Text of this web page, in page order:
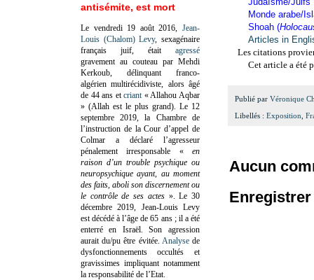
Monde arabe/
Shoah (
Articles in
Les citations
Cet article a été
Publié par Véronique
Libellés : Exposition,
Aucun
antisémite, est mort
Le vendredi 19 août 2016, Jean-
Louis (Chalom) Levy, sexagénaire
français juif, était agressé
gravement au couteau par Mehdi
Kerkoub, délinquant franco-
algérien multirécidiviste, alors âgé
de 44 ans etcriant « Allahou Aqbar
» (Allah est le plus grand). Le 12
septembre 2019, la Chambre de
l’instruction de la Cour d’appel de
Colmar a déclaré l’agresseur
pénalement irresponsable «en
raison d’un trouble psychique ou
neuropsychique ayant, au moment
des faits, aboli son discernement ou
le contrôle de ses actes». Le 30
décembre 2019, Jean-Louis Levy
est décédé à l’âge de 65 ans ; il a été
enterré en Israël. Son agression
aurait du/pu être évitée. Analysede
dysfonctionnements occultés et
gravissimes impliquant notamment
la responsabilité de l’Etat.